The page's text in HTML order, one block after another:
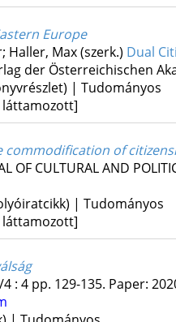
Europe
Haller, Max (szerk.) Dual
der Österreichischen
| Tudományos
láttamozott]
commodification of
OF CULTURAL AND
| Tudományos
láttamozott]
4: 4 pp. 129-135. Paper: